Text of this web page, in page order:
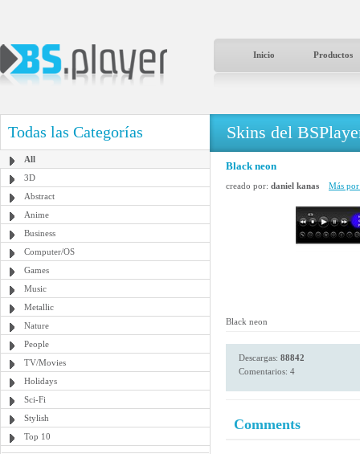
Inicio Productos
Todas las Categorías
All
3D
Abstract
Anime
Business
Computer/OS
Games
Music
Metallic
Nature
People
TV/Movies
Holidays
Sci-Fi
Stylish
Top 10
Skins del
Black neon
creado por: daniel kanas Más
Black neon
Descargas: 88842
Comentarios: 4
Comments